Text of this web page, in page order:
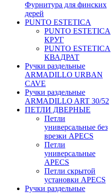
Фурнитура для финских
дерей
PUNTO ESTETICA
PUNTO ESTETICA
КРУГ
PUNTO ESTETICA
КВАДРАТ
Ручки раздельные
ARMADILLO URBAN
CAVE
Ручки раздельные
ARMADILLO ART 30/52
ПЕТЛИ ДВЕРНЫЕ
Петли
универсальные без
врезки APECS
Петли
универсальные
APECS
Петли скрытой
установки APECS
Ручки раздельные